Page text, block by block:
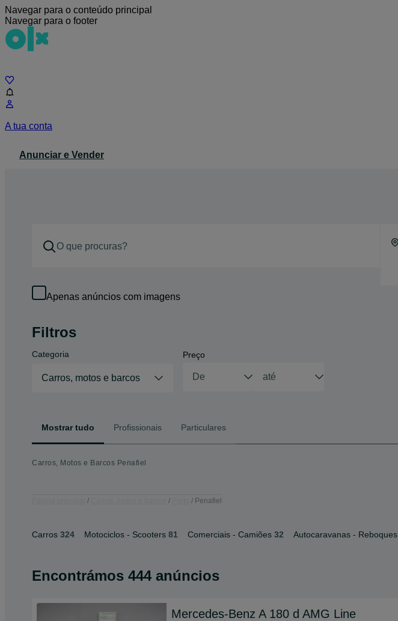
Navegar para o conteúdo principal
Navegar para o footer
A tua conta
Anunciar e Vender
Apenas anúncios com imagens
Filtros
Categoria
Carros, motos e barcos
Preço
Mostrar tudo Profissionais Particulares
Carros, Motos e Barcos Penafiel
Penafiel
Carros 324 Motociclos - Scooters 81 Comerciais - Camiões 32 Autocaravanas - Reboques
Encontrámos 444 anúncios
Mercedes-Benz A 180 d AMG Line